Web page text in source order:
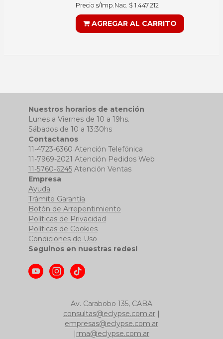
Precio s/Imp.Nac. $ 1.447.212
AGREGAR AL CARRITO
Nuestros horarios de atención
Lunes a Viernes de 10 a 19hs.
Sábados de 10 a 13:30hs
Contactanos
11-4723-6360 Atención Telefónica
11-7969-2021 Atención Pedidos Web
11-5760-6245Atención Ventas
Empresa
Ayuda
Trámite Garantía
Botón de Arrepentimiento
Políticas de Privacidad
Políticas de Cookies
Condiciones de Uso
Seguinos en nuestras redes!
Av. Carabobo 135, CABA
consultas@eclypse.com.ar
empresas@eclypse.com.ar
rma@eclypse.com.ar